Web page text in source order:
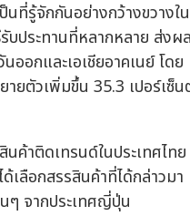
ที่รู้จักกันอย่างกว้างขวางใน
บประทานที่หลากหลาย ส่งผ
ออกและเอเชียอาคเนย์ โดย
ายตัวเพิ่มขึ้น 35.3 เปอร์เซ็
ค้าติดเทรนด์ในประเทศไทย
เลือกสรรสินค้าที่ได้กล่าวมา
จากประเทศญี่ปุ่น